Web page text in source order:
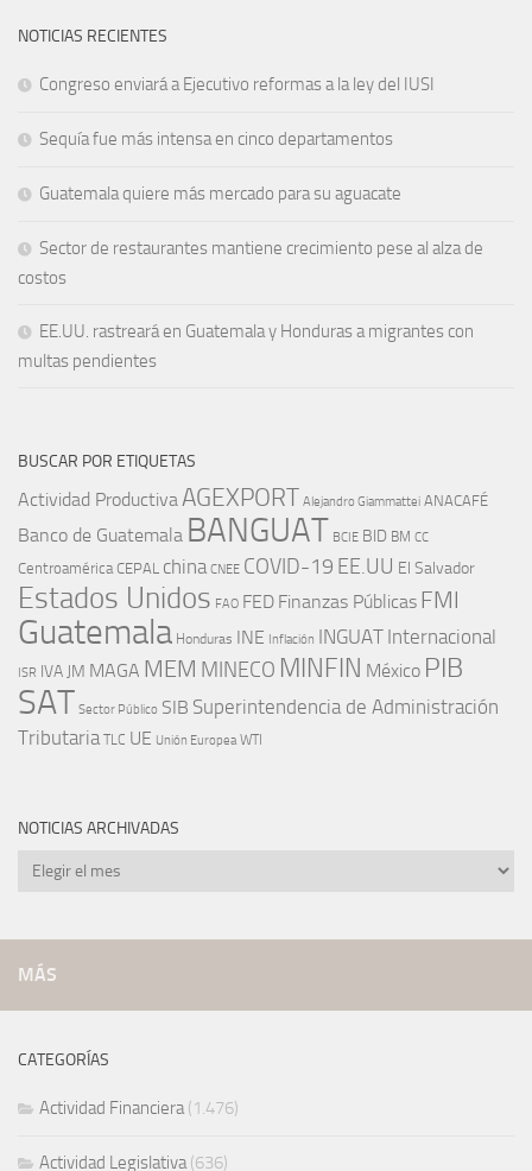
NOTICIAS RECIENTES
Congreso enviará a Ejecutivo reformas a la ley del IUSI
Sequía fue más intensa en cinco departamentos
Guatemala quiere más mercado para su aguacate
Sector de restaurantes mantiene crecimiento pese al alza de
costos
EE.UU. rastreará en Guatemala y Honduras a migrantes con
multas pendientes
BUSCAR POR ETIQUETAS
Actividad Productiva AGEXPORT Alejandro Giammattei ANACAFÉ
Banco de Guatemala BANGUAT BCIE BID BM CC
Centroamérica CEPAL china CNEE COVID-19 EE.UU El Salvador
Estados Unidos FAO FED Finanzas Públicas FMI
Guatemala Honduras INE Inflación INGUAT Internacional
ISR IVA JM MAGA MEM MINECO MINFIN México PIB
SAT Sector Público SIB Superintendencia de Administración
Tributaria TLC UE Unión Europea WTI
NOTICIAS ARCHIVADAS
Noticias
MÁS
CATEGORÍAS
Actividad Financiera(1.476)
Actividad Legislativa(636)